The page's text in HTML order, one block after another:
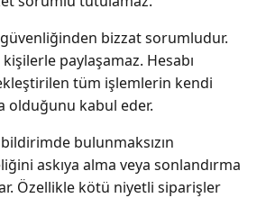
güvenliğinden bizzat sorumludur.
paylaşamaz. Hesabı
tüm işlemlerin kendi
olduğunu kabul eder.
bulunmaksızın
askıya alma veya sonlandırma
Özellikle kötü niyetli siparişler